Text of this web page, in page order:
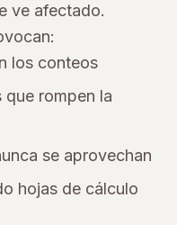
ve afectado.
los conteos
que rompen la
se aprovechan
hojas de cálculo